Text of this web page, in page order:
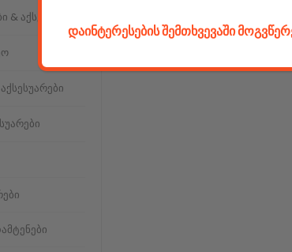
აქსესუარები
დაინტერესების შემთხვევაში